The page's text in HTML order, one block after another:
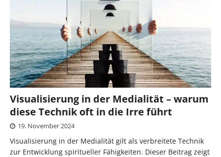
Visualisierung in der Medialität – warum
diese Technik oft in die Irre führt
19. November 2024
Visualisierung in der Medialität gilt als verbreitete Technik
zur Entwicklung spiritueller Fähigkeiten. Dieser Beitrag zeigt